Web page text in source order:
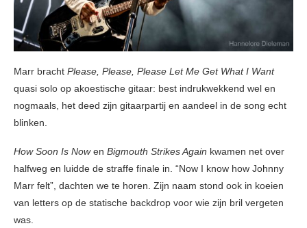
Marr bracht Please, Please, Please Let Me Get What I Want
quasi solo op akoestische gitaar: best indrukwekkend wel en
nogmaals, het deed zijn gitaarpartij en aandeel in de song echt
blinken.
How Soon Is Nowen Bigmouth Strikes Again kwamen net over
halfweg en luidde de straffe finale in. “Now I know how Johnny
Marr felt”, dachten we te horen. Zijn naam stond ook in koeien
van letters op de statische backdrop voor wie zijn bril vergeten
was.